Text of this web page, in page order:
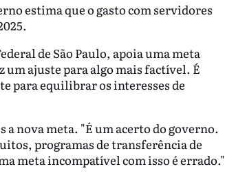
estima que o gasto com servidores
de São Paulo, apoia uma meta
um ajuste para algo mais factível. É
para equilibrar os interesses de
nova meta. "É um acerto do governo.
programas de transferência de
meta incompatível com isso é errado."